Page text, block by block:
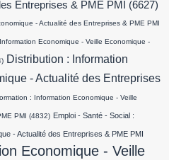
Entreprises & PME PMI
(6627)
- Actualité des Entreprises & PME PMI
Economique - Veille Economique -
Distribution : Information
- Actualité des Entreprises
: Information Economique - Veille
PMI (4832) Emploi - Santé - Social :
- Actualité des Entreprises & PME PMI
Economique - Veille